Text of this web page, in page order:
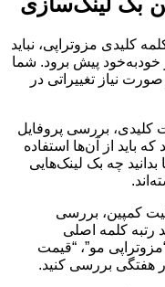
کلیدی مزوتراپی، نباید
خودبه‌خود پیش برود. شما
نیاز تغییراتی در
کلیدی، بررسی پروفایل
باید از آن‌ها استفاده
چه بک لینک‌هایی
کمپین، بررسی
رتبه کلمه اصلی
مو”، “قیمت
هفتگی بررسی کنید.